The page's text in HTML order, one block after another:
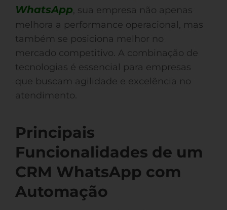
WhatsApp, sua empresa não apenas
melhora a performance operacional, mas
também se posiciona melhor no
mercado competitivo. A combinação de
tecnologias é essencial para empresas
que buscam agilidade e excelência no
atendimento.
Principais
Funcionalidades de um
CRM WhatsApp com
Automação